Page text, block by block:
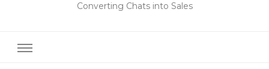
Converting Chats into Sales